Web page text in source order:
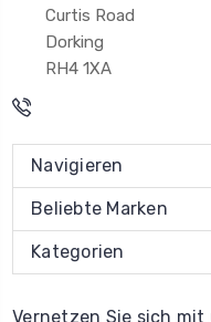
Curtis Road
Dorking
RH4 1XA
Navigieren
Beliebte Marken
Kategorien
Vernetzen Sie sich mit